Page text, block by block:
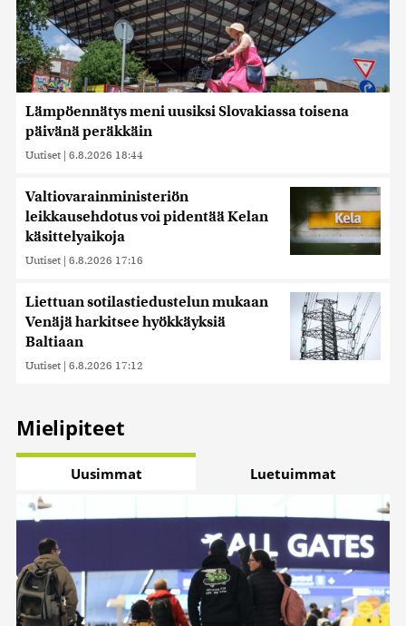
Lämpöennätys meni uusiksi Slovakiassa toisena
päivänä peräkkäin
Uutiset | 6.8.2026 18:44
Valtiovarainministeriön
leikkausehdotus voi pidentää Kelan
käsittelyaikoja
Uutiset | 6.8.2026 17:16
Liettuan sotilastiedustelun mukaan
Venäjä harkitsee hyökkäyksiä
Baltiaan
Uutiset | 6.8.2026 17:12
Mielipiteet
Uusimmat Luetuimmat